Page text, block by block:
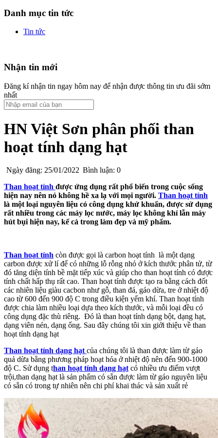
Danh mục tin tức
Tin tức
Nhận tin mới
Đăng kí nhận tin ngay hôm nay để nhận được thông tin ưu đãi sớm
nhất
HN Việt Sơn phân phối than
hoạt tính dạng hạt
Ngày đăng: 25/01/2022 Bình luận: 0
Than hoạt tính được ứng dụng rất phổ biến trong cuộc sống
hiện nay nên nó không hề xa lạ với mọi người. Than hoạt tính
là một loại nguyên liệu có công dụng khử khuẩn, được sử dụng
rất nhiều trong các máy lọc nước, máy lọc không khí lẫn máy
hút bụi hiện nay, kể cả trong làm đẹp và mỹ phẩm.
Than hoạt tính còn được gọi là carbon hoạt tính là một dạng
carbon được xử lí để có những lỗ rỗng nhỏ ở kích thước phân tử, từ
đó tăng diện tính bề mặt tiếp xúc và giúp cho than hoạt tính có được
tính chất hấp thụ rất cao. Than hoạt tính được tạo ra bằng cách đốt
các nhiên liệu giàu cacbon như gỗ, than đá, gáo dừa, tre ở nhiệt độ
cao từ 600 đến 900 độ C trong điều kiện yếm khí. Than hoạt tính
được chia làm nhiều loại dựa theo kích thước, và mỗi loại đều có
công dụng đặc thù riêng. Đó là than hoạt tính dạng bột, dạng hạt,
dạng viên nén, dạng ống. Sau đây chúng tôi xin giới thiệu về than
hoạt tính dạng hạt
Than hoạt tính dạng hạt của chúng tôi là than được làm từ gáo
quả dừa bằng phương pháp hoạt hóa ở nhiệt độ nên đến 900-1000
độ C. Sử dụng than hoạt tính dạng hạt có nhiều ưu điểm vượt
trội,than dạng hạt là sản phẩm có sẵn được làm từ gáo nguyên liệu
có sẵn có trong tự nhiên nên chi phí khai thác và sản xuất rẻ